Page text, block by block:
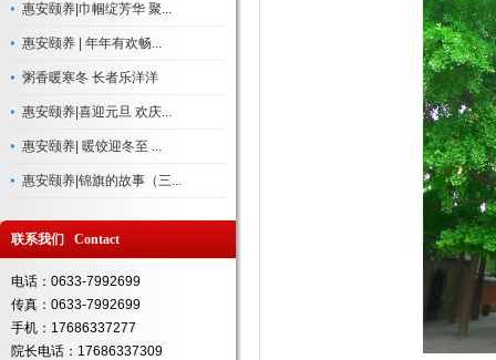
惠安颐养|巾帼绽芳华 聚...
惠安颐养 | 年年有欢畅...
粥香暖寒冬 长者乐洋洋
惠安颐养|喜迎元旦 欢庆...
惠安颐养| 暖饺迎冬至 ...
惠安颐养|锦旗的故事（三...
联系我们 Contact
电话：0633-7992699
传真：0633-7992699
手机：17686337277
院长电话：17686337309